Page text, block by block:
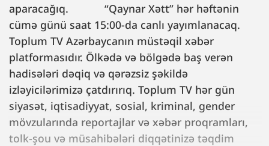
aparacağıq. “Qaynar Xətt” hər həftənin
cümə günü saat 15:00-da canlı yayımlanacaq.
Toplum TV Azərbaycanın müstəqil xəbər
platformasıdır. Ölkədə və bölgədə baş verən
hadisələri dəqiq və qərəzsiz şəkildə
izləyicilərimizə çatdırırıq. Toplum TV hər gün
siyasət, iqtisadiyyat, sosial, kriminal, gender
mövzularında reportajlar və xəbər proqramları,
tolk-şou və müsahibələri diqqətinizə təqdim